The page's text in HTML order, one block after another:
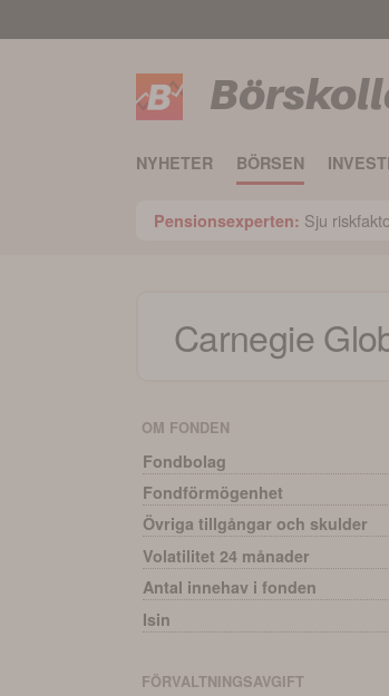
NYHETER BÖRSEN
Pensionsexperten: Sju
Carnegie
OM FONDEN
Fondbolag
Fondförmögenhet
Övriga tillgångar och skulder
Volatilitet 24 månader
Antal innehav i fonden
Isin
FÖRVALTNINGSAVGIFT